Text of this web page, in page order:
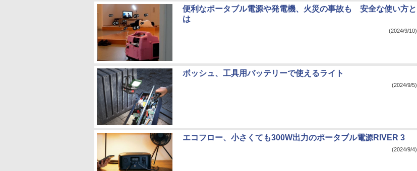
便利なポータブル電源や発電機、火災の事故も 安全な使い方と
は
(2024/9/10)
ボッシュ、工具用バッテリーで使えるライト
(2024/9/5)
エコフロー、小さくても300W出力のポータブル電源RIVER 3
(2024/9/4)